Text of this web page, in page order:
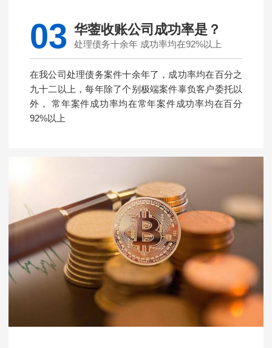
03 华蓥收账公司成功率是？
处理债务十余年 成功率均在92%以上
在我公司处理债务案件十余年了，成功率均在百分之
九十二以上，每年除了个别极端案件辜负客户委托以
外， 常年案件成功率均在常年案件成功率均在百分
92%以上